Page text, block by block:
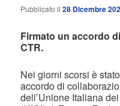
Pubblicato il28 Dicembre
Firmato un accordo
CTR.
Nei giorni scorsi è
accordo di
dell’Unione Italiana